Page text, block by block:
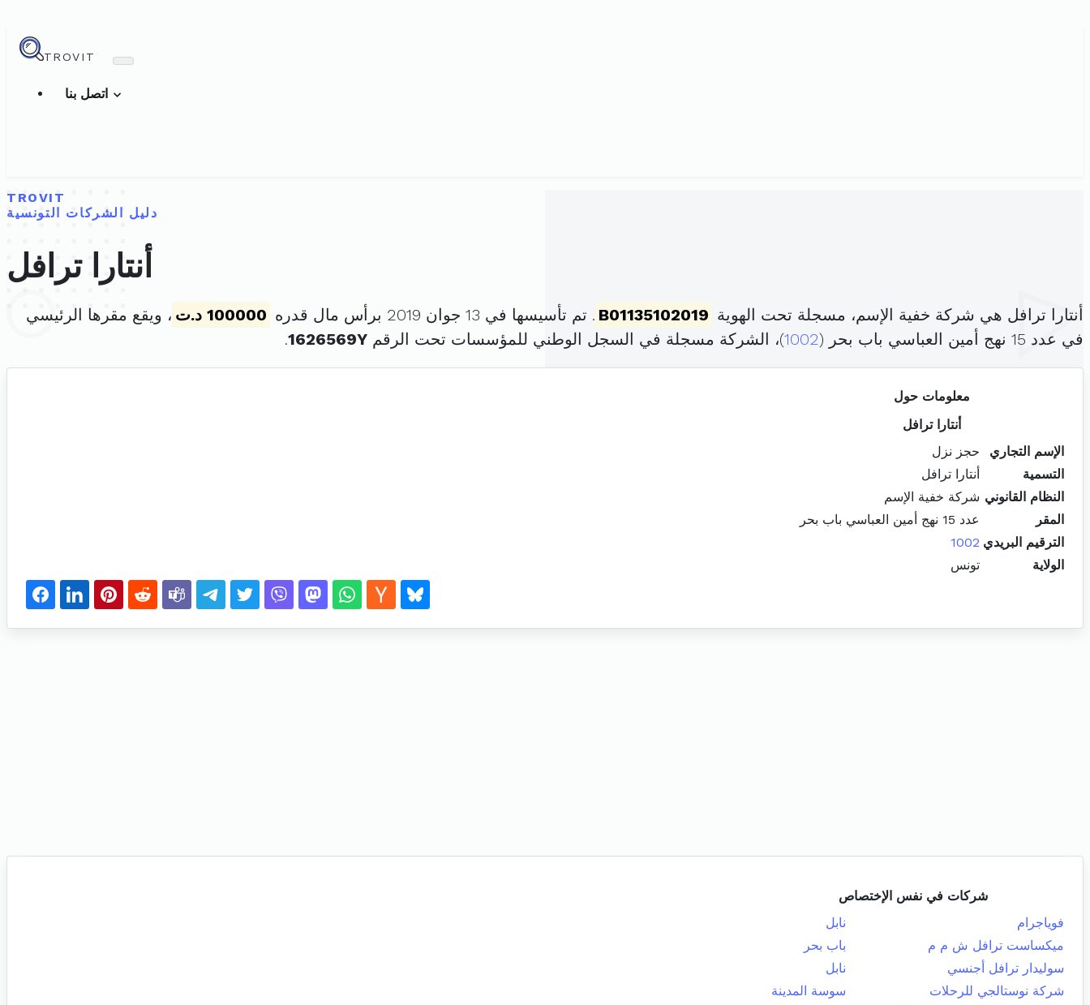
TROVIT
TROVIT
دليل الشركات التونسية
أنتارا ترافل
أنتارا ترافل هي شركة خفية الإسم، مسجلة تحت الهوية B01135102019 . تم تأسيسها في 13 جوان 2019 برأس مال قدره 100000 د.ت
، ويقع مقرها الرئيسي
في عدد 15 نهج أمين العباسي باب بحر (
1002)، الشركة مسجلة في السجل الوطني للمؤسسات تحت الرقم 1626569Y
.
معلومات حول
أنتارا ترافل
الإسم التجاري
حجز نزل
التسمية
أنتارا ترافل
النظام القانوني شركة خفية الإسم
المقر
عدد 15 نهج أمين العباسي باب بحر
الترقيم البريدي 1002
الولاية
تونس
شركات في نفس الإختصاص
فوياجرام
نابل
ميكساست ترافل ش م م
باب بحر
سوليدار ترافل أجنسي
نابل
شركة نوستالجي للرحلات
سوسة المدينة